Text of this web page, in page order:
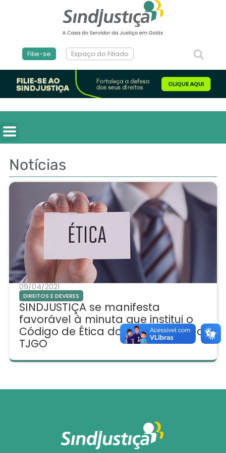
Filie-se Espaço do Filiado
Notícias
09/04/2021
DIREITOS E DEVERES
SINDJUSTIÇA se manifesta
favorável à minuta que institui o
Código de Ética dos Servidores do
TJGO